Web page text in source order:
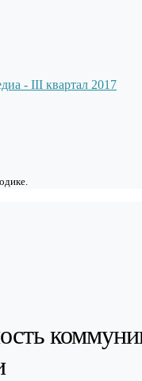
- III квартал 2017